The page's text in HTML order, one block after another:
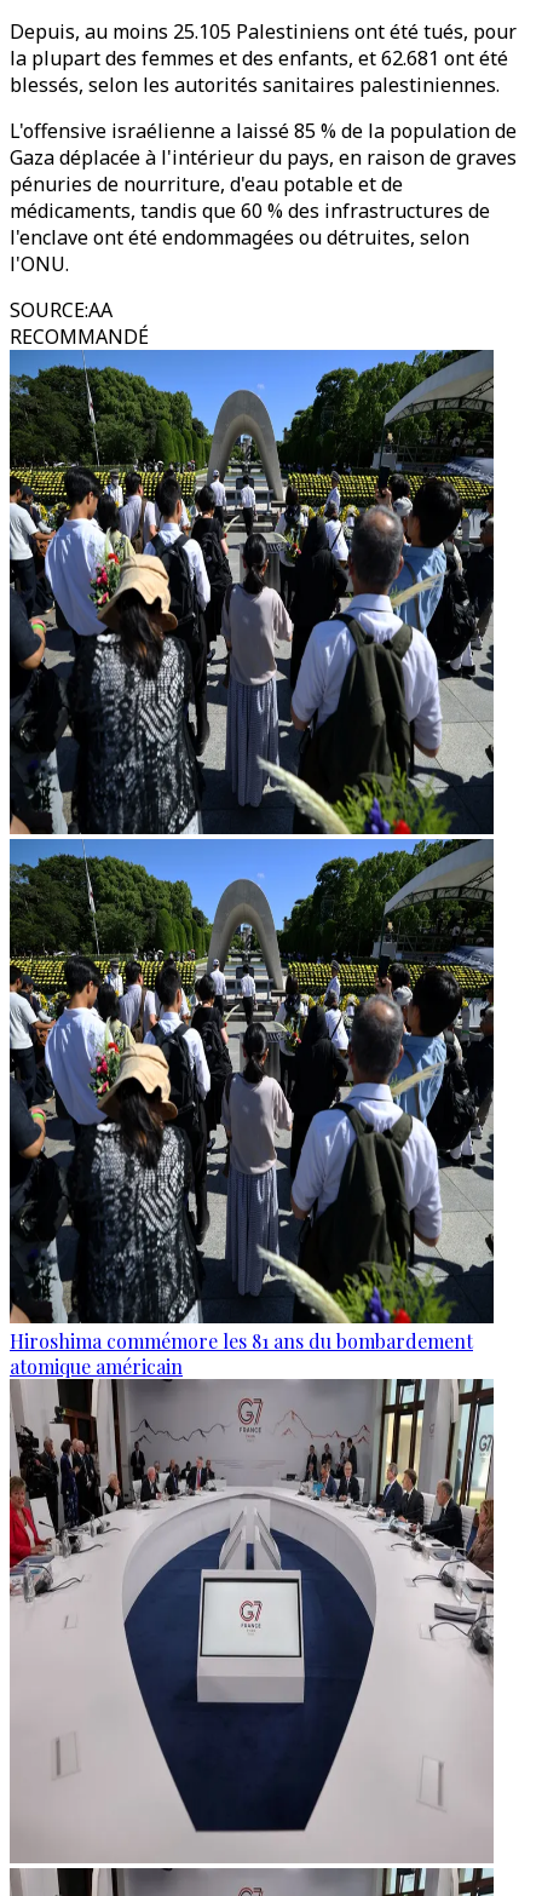
Depuis, au moins 25.105 Palestiniens ont été tués, pour
la plupart des femmes et des enfants, et 62.681 ont été
blessés, selon les autorités sanitaires palestiniennes.
L'offensive israélienne a laissé 85 % de la population de
Gaza déplacée à l'intérieur du pays, en raison de graves
pénuries de nourriture, d'eau potable et de
médicaments, tandis que 60 % des infrastructures de
l'enclave ont été endommagées ou détruites, selon
l'ONU.
SOURCE:AA
RECOMMANDÉ
Hiroshima commémore les 81 ans du bombardement
atomique américain